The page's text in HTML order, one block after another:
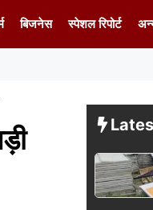
बिजनेस स्पेशल रिपोर्ट